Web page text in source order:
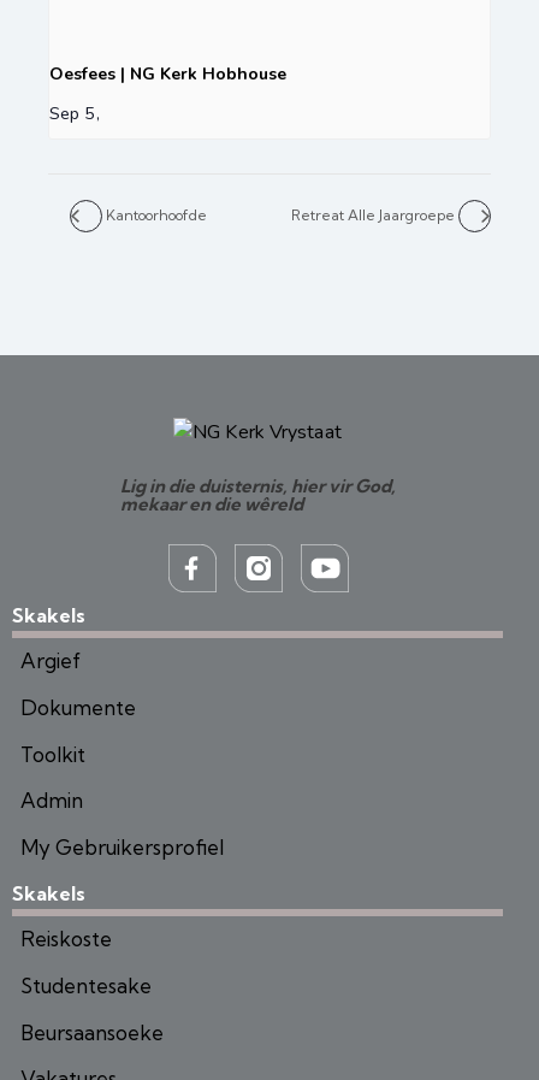
Oesfees | NG Kerk Hobhouse
Sep 5,
Kantoorhoofde Retreat Alle Jaargroepe
Lig in die duisternis, hier vir God,
mekaar en die wêreld
Skakels
Argief
Dokumente
Toolkit
Admin
My Gebruikersprofiel
Skakels
Reiskoste
Studentesake
Beursaansoeke